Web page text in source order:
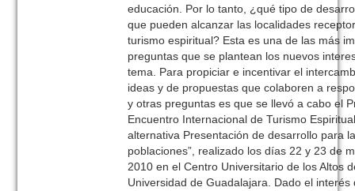
educación. Por lo tanto, ¿qué tipo de
que pueden alcanzar las localidades
turismo espiritual? Esta es una de las más
preguntas que se plantean los nuevos
tema. Para propiciar e incentivar el
ideas y de propuestas que colaboren a
y otras preguntas es que se llevó a cabo el
Encuentro Internacional de Turismo
alternativa Presentación de desarrollo para
poblaciones”, realizado los días 22 y 23 de
2010 en el Centro Universitario de los Altos
Universidad de Guadalajara. Dado el interés